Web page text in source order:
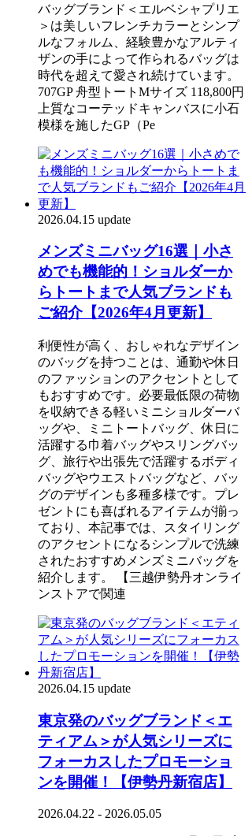
バッグブランド＜エルベシャプリエ
＞は美しいフレンチカラーとシンプ
ルなフォルム、経験豊かなアルティ
ザンの手によって作られるバッグは
時代を超えて愛され続けています。
707GP 舟型トートMサイズ 118,800円
上質なコーテッドキャンバスに小石
模様を施したGP（Pe
2026.04.15 update
メンズミニバッグ16選｜小さ
めでも機能的！ショルダーか
らトートまで人気ブランドも
ご紹介【2026年4月更新】
利便性が高く、おしゃれなデザイン
のバッグを持つことは、通勤や休日
のファッションのアクセントとして
もおすすめです。必要最低限の荷物
を収納できる軽いミニショルダーバ
ッグや、ミニトートバッグ、休日に
活躍する巾着バッグやスリングバッ
グ、旅行や出張先で活躍するボディ
バッグやウエストバッグなど、バッ
グのデザインも多種多様です。プレ
ゼントにも喜ばれるアイテムが揃っ
ており、本記事では、スタイリング
のアクセントになるシンプルで洗練
されたおすすめメンズミニバッグを
紹介します。 【三越伊勢丹オンライ
ンストアで関連
2026.04.15 update
東京発のバッグブランド＜エ
ティアム＞が人気シリーズに
フォーカスしたプロモーショ
ンを開催！【伊勢丹新宿店】
2026.04.22 - 2026.05.05